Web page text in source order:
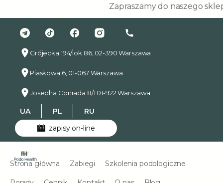
Zapraszamy do naszego sklepu
Grójecka 194/lok.86, 02-390 Warszawa
Piaskowa 6, 01-067 Warszawa
Josepha Conrada 8/1 01-922 Warszawa
UA PL
RU
zapisy on-line
Strona główna Zabiegi Szkolenia podologiczne